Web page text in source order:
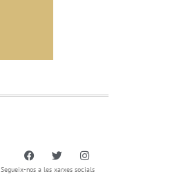
Segueix-nos a les xarxes socials